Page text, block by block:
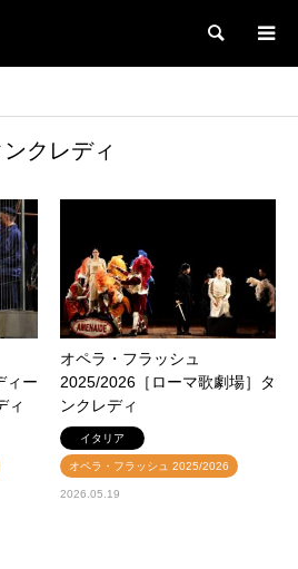
検索
ンクレディ
ィー
ィ
オペラ・フラッシュ
2025/2026［ローマ歌劇場］タ
ンクレディ
イタリア
オペラ・フラッシュ 2025/2026
2026.05.19